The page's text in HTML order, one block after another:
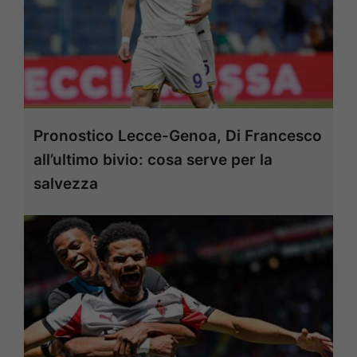
Pronostico Lecce-Genoa, Di Francesco
all’ultimo bivio: cosa serve per la
salvezza